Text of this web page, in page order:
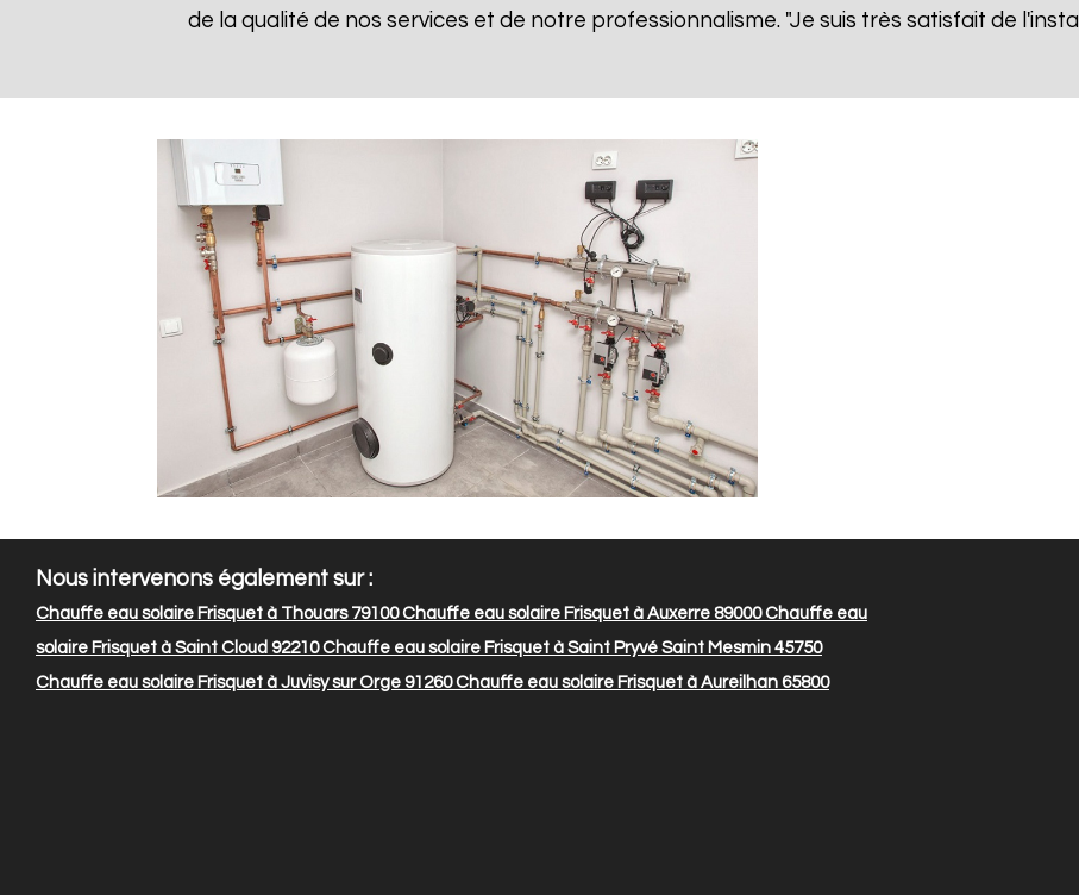
de la qualité de nos services et de notre professionnalisme. "Je suis très satisfait de
Nous intervenons également sur :
Chauffe eau solaire Frisquet à Thouars 79100Chauffe eau solaire Frisquet à Auxerre 89000Chauffe eau
solaire Frisquet à Saint Cloud 92210Chauffe eau solaire Frisquet à Saint Pryvé Saint Mesmin 45750
Chauffe eau solaire Frisquet à Juvisy sur Orge 91260Chauffe eau solaire Frisquet à Aureilhan 65800